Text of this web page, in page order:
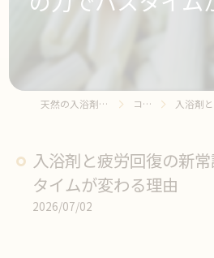
天然の入浴剤ならLB企画 コラム 入浴剤と疲労
入浴剤と疲労回復の新
タイムが変わる理由
2026/07/02